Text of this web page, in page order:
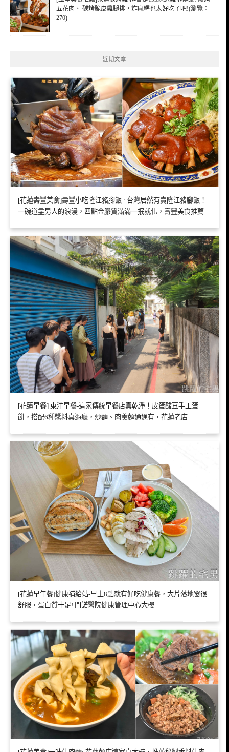
五花肉、 碳烤脆皮雞腿排，炸麻糬也太好吃了吧!(瀏覽：
270)
近期文章
[花蓮壽豐美食]壽豐小吃隆江豬腳飯 : 台灣居然有賣隆江豬腳飯！
一碗道盡男人的浪漫，四點金膠質滿滿一抿就化，壽豐美食推薦
[花蓮早餐] 東洋早餐-這家傳統早餐店真乾淨！皮蛋酸豆手工蛋
餅，搭配6種醬料真過癮，炒麵、肉羹麵通通有，花蓮老店
[花蓮早午餐]健康補給站-早上8點就有好吃健康餐，大片落地窗很
舒服，蛋白質十足! 門諾醫院健康管理中心大樓